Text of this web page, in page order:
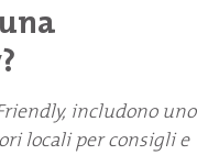
includono uno
locali per consigli e